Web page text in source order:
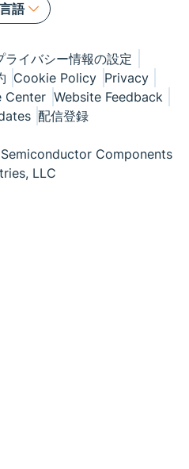
言語
ライバシー情報の設定
Cookie Policy Privacy
Center Website Feedback
配信登録
Components
LLC